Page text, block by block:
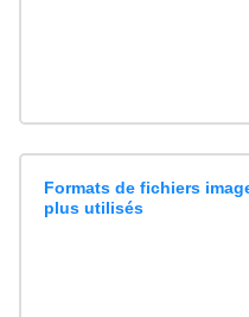
Formats de fichiers
plus utilisés